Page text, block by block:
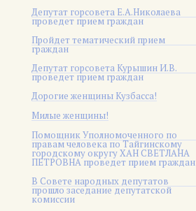
Депутат горсовета Е.А.Николаева
проведет прием граждан
Пройдет тематический прием
граждан
Депутат горсовета Курышин И.В.
проведет прием граждан
Дорогие женщины Кузбасса!
Милые женщины!
Помощник Уполномоченного по
правам человека по Тайгинскому
городскому округу ХАН СВЕТЛАНА
ПЕТРОВНА проведет прием граждан
В Совете народных депутатов
прошло заседание депутатской
комиссии